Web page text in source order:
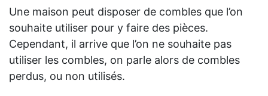
Une maison peut disposer de combles que l’on
souhaite utiliser pour y faire des pièces.
Cependant, il arrive que l’on ne souhaite pas
utiliser les combles, on parle alors de combles
perdus, ou non utilisés.